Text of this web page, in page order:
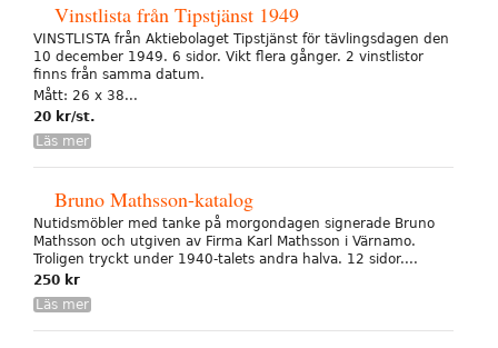
Vinstlista från Tipstjänst 1949
VINSTLISTA från Aktiebolaget Tipstjänst för tävlingsdagen den
10 december 1949. 6 sidor. Vikt flera gånger. 2 vinstlistor
finns från samma datum.
Mått: 26 x 38...
20 kr/st.
Läs mer
Bruno Mathsson-katalog
Nutidsmöbler med tanke på morgondagen signerade Bruno
Mathsson och utgiven av Firma Karl Mathsson i Värnamo.
Troligen tryckt under 1940-talets andra halva. 12 sidor....
250 kr
Läs mer